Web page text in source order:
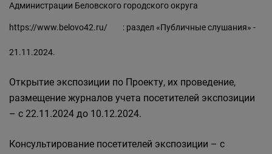
Администрации Беловского городского округа
https://www.belovo42.ru/ : раздел «Публичные слушания» -
21.11.2024.
Открытие экспозиции по Проекту, их проведение,
размещение журналов учета посетителей экспозиции
– с 22.11.2024 до 10.12.2024.
Консультирование посетителей экспозиции – с